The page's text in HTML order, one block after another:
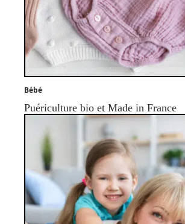
Bébé
Puériculture bio et Made in France